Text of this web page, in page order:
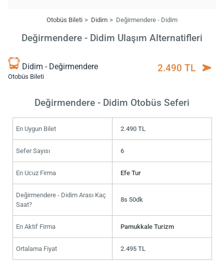
Otobüs Bileti Didim Değirmendere - Didim
Değirmendere - Didim Ulaşım Alternatifleri
Didim - Değirmendere
Otobüs Bileti
2.490 TL
Değirmendere - Didim Otobüs Seferi
En Uygun Bilet 2.490 TL
Sefer Sayısı 6
En Ucuz Firma Efe Tur
Değirmendere - Didim Arası Kaç
Saat?
8s 50dk
En Aktif Firma Pamukkale Turizm
Ortalama Fiyat 2.495 TL